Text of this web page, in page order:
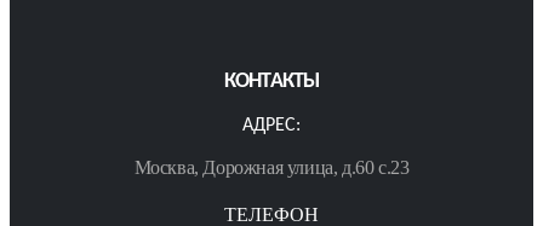
КОНТАКТЫ
АДРЕС:
Москва, Дорожная улица, д.60 с.23
ТЕЛЕФОН